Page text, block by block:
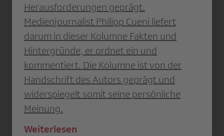
Herausforderungen geprägt.
Medienjournalist Philipp Cueni liefert
darum in dieser Kolumne Fakten und
Hintergründe, er ordnet ein und
kommentiert. Die Kolumne ist von der
Handschrift des Autors geprägt und
widerspiegelt somit seine persönliche
Meinung.
Weiterlesen